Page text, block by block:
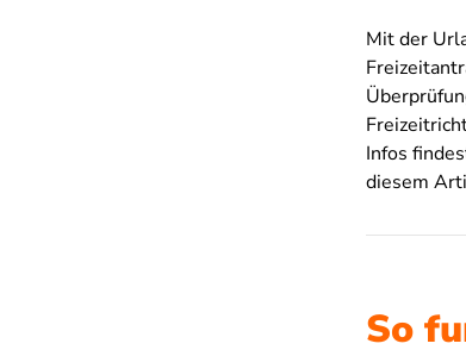
Mit der
Infos
diesem
So